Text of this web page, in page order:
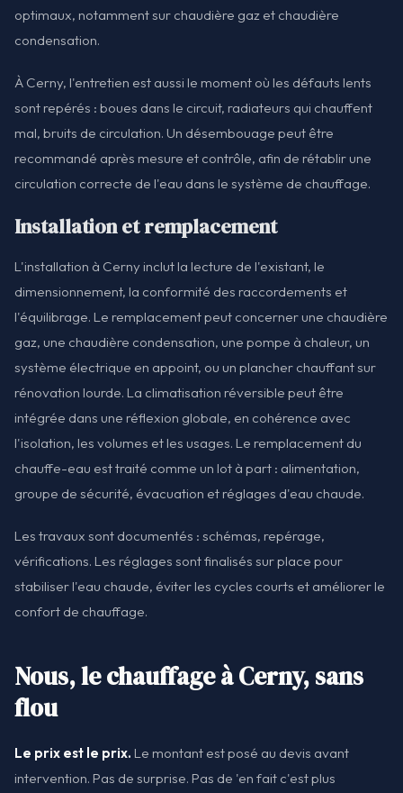
optimaux, notamment sur chaudière gaz et chaudière
condensation.
À Cerny, l'entretien est aussi le moment où les défauts lents
sont repérés : boues dans le circuit, radiateurs qui chauffent
mal, bruits de circulation. Un désembouage peut être
recommandé après mesure et contrôle, afin de rétablir une
circulation correcte de l'eau dans le système de chauffage.
Installation et remplacement
L'installation à Cerny inclut la lecture de l'existant, le
dimensionnement, la conformité des raccordements et
l'équilibrage. Le remplacement peut concerner une chaudière
gaz, une chaudière condensation, une pompe à chaleur, un
système électrique en appoint, ou un plancher chauffant sur
rénovation lourde. La climatisation réversible peut être
intégrée dans une réflexion globale, en cohérence avec
l'isolation, les volumes et les usages. Le remplacement du
chauffe-eau est traité comme un lot à part : alimentation,
groupe de sécurité, évacuation et réglages d'eau chaude.
Les travaux sont documentés : schémas, repérage,
vérifications. Les réglages sont finalisés sur place pour
stabiliser l'eau chaude, éviter les cycles courts et améliorer le
confort de chauffage.
Nous, le chauffage à Cerny, sans
flou
Le prix est le prix. Le montant est posé au devis avant
intervention. Pas de surprise. Pas de 'en fait c'est plus